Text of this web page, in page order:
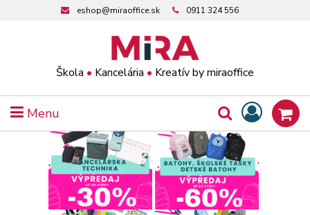
Škola • Kancelária • Kreatív by miraoffice
eshop@miraoffice.sk 0911 324 556
Menu